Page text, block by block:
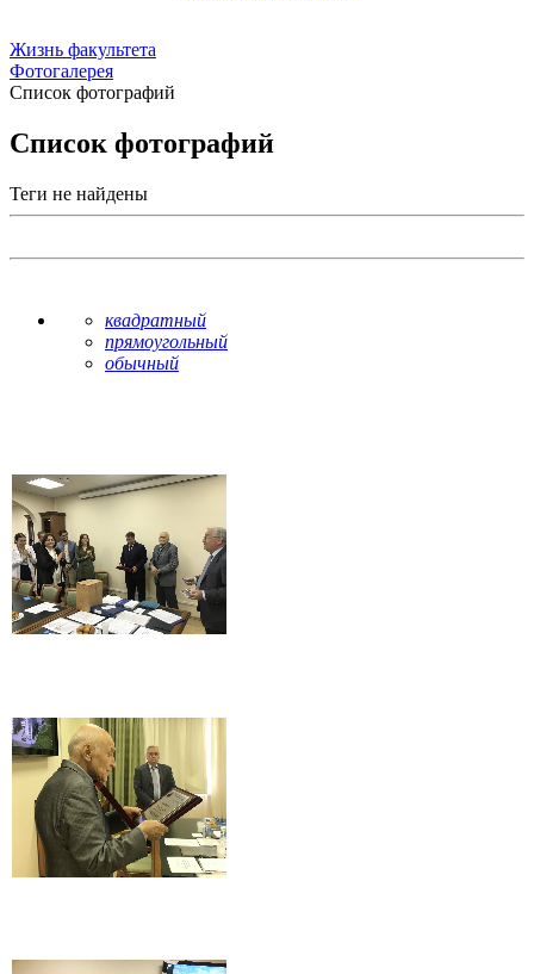
Жизнь факультета
Фотогалерея
Список фотографий
Список фотографий
Теги не найдены
квадратный
прямоугольный
обычный